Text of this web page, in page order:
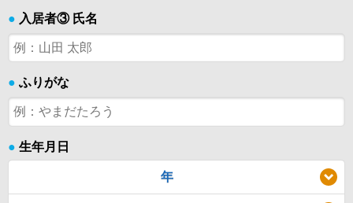
● 入居者③ 氏名
● ふりがな
● 生年月日
年